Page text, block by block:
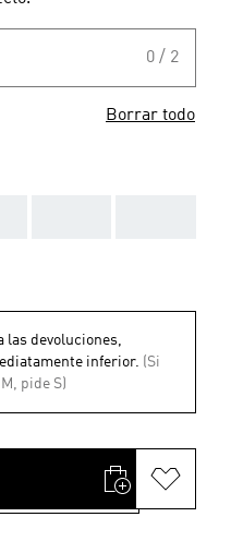
0 / 2
Borrar todo
las devoluciones,
inferior. (Si
pide S)